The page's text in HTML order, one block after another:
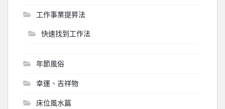
工作事業提昇法
快速找到工作法
年節風俗
幸運、吉祥物
床位風水篇